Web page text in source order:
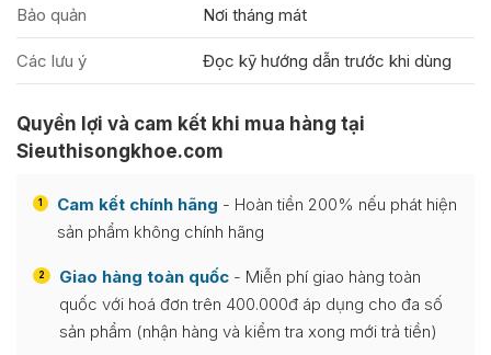
Bảo quản Nơi tháng mát
Các lưu ý Đọc kỹ hướng dẫn trước khi dùng
Quyền lợi và cam kết khi mua hàng tại
Sieuthisongkhoe.com
1 Cam kết chính hãng - Hoàn tiền 200% nếu phát hiện
sản phẩm không chính hãng
2 Giao hàng toàn quốc - Miễn phí giao hàng toàn
quốc với hoá đơn trên 400.000đ áp dụng cho đa số
sản phẩm (nhận hàng và kiểm tra xong mới trả tiền)